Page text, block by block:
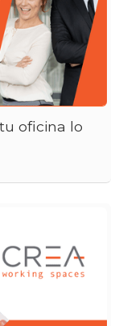
oficina lo